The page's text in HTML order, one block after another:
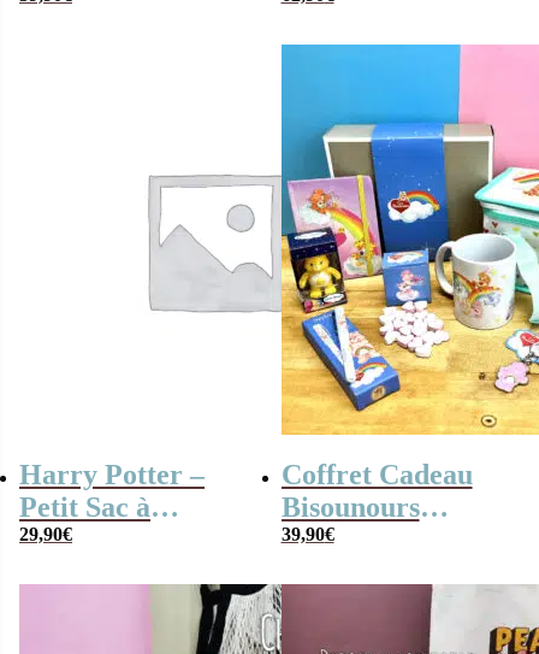
Harry Potter –
Petit Sac à
Bandoulière
29,90€
Coffret Cadeau
Bisounours
Vintage – Cadeau
39,90€